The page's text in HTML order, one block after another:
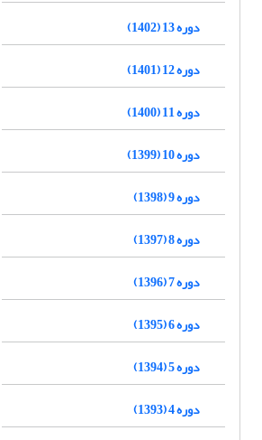
دوره 13 (1402)
دوره 12 (1401)
دوره 11 (1400)
دوره 10 (1399)
دوره 9 (1398)
دوره 8 (1397)
دوره 7 (1396)
دوره 6 (1395)
دوره 5 (1394)
دوره 4 (1393)